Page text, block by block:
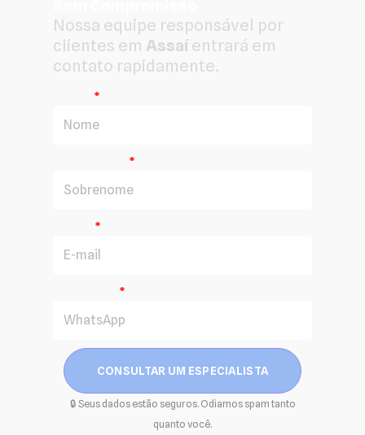
Nossa equipe responsável por
clientes em Assaí entrará em
contato rapidamente.
CONSULTAR UM ESPECIALISTA
🔒 Seus dados estão seguros. Odiamos spam tanto
quanto você.